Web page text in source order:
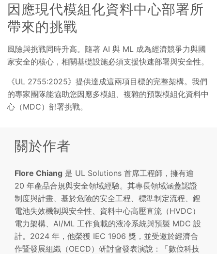
因應現代模組化資料中心部署所
帶來的挑戰
風險與挑戰同時升高。隨著 AI 與 ML 成為經濟競爭力與國
家安全的核心，相關基礎設施必須支援快速部署與安全性。
《UL 2755:2025》提供達成這兩項目標的完整架構。我們
的專家團隊能協助您因應多模組、複雜的預製模組化資料中
心（MDC）部署挑戰。
關於作者
Flore Chiang 是 UL Solutions 首席工程師，擁有逾
20 年產品合規與安全領域經驗。其專長領域涵蓋認證
制度與計畫、基於危險的安全工程、標準制定流程、鋰
電池失效機制與安全性、資料中心高壓直流（HVDC）
電力架構、AI/ML 工作負載的液冷系統與預製 MDC 設
計。2024 年，他榮獲 IEC 1906 獎，並受邀於經濟合
作暨發展組織（OECD）研討會發表演說：「數位科技